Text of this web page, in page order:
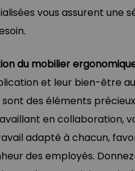
vous assurent une
du mobilier
et leur bien-être
sont des éléments
en collaboration,
adapté à chacun,
des employés.